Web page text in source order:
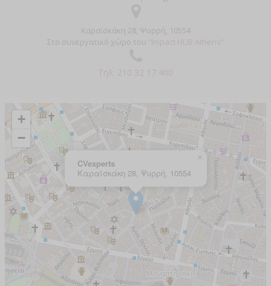
Καραϊσκάκη 28, Ψυρρή, 10554
Στο συνεργατικό χώρο του “Impact HUB Athens”
Τηλ: 210 32 17 400